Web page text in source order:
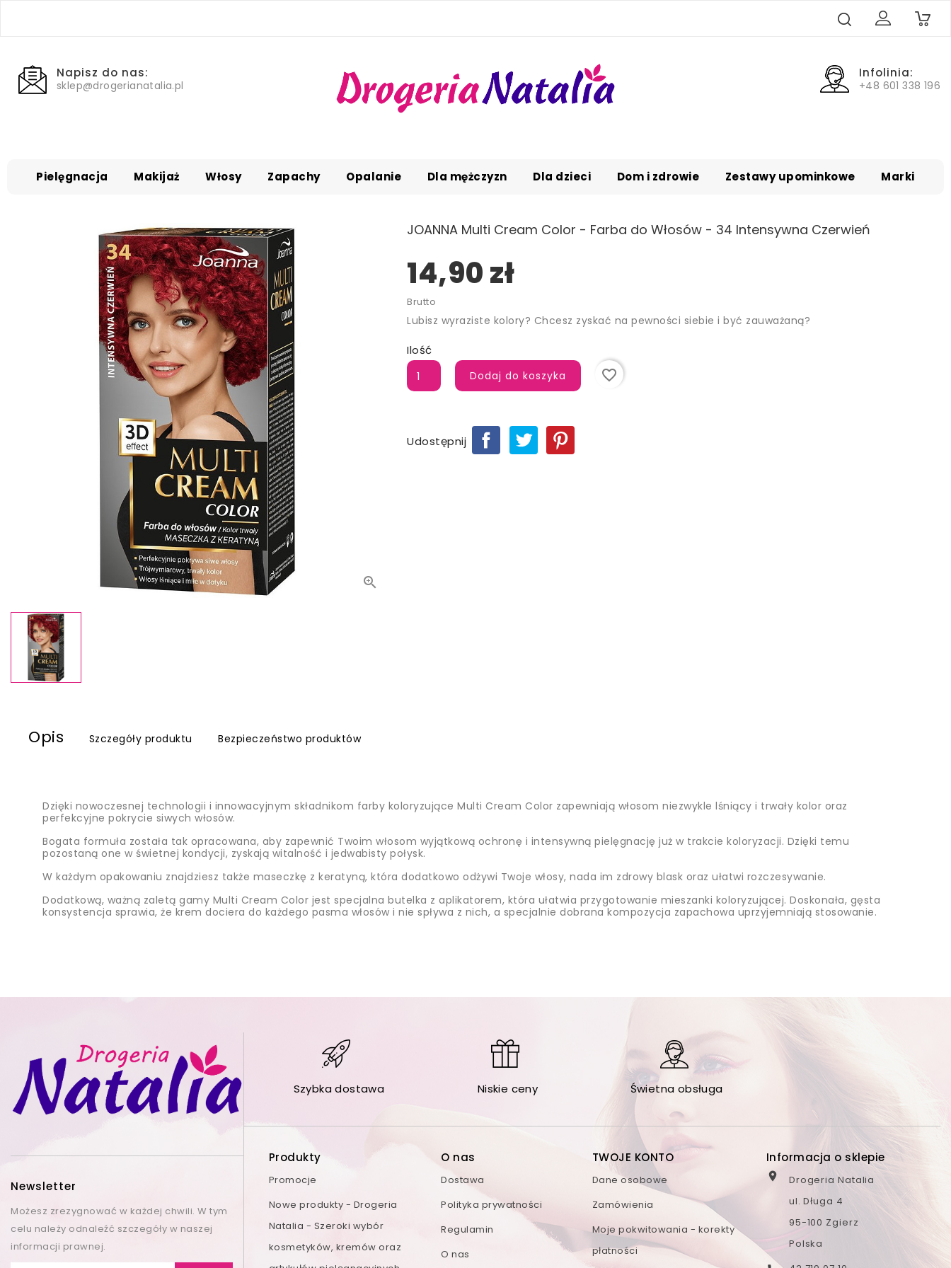
0
Infolinia:
+48 601 338 196
Napisz do nas:
sklep@drogerianatalia.pl
Pielęgnacja Makijaż Włosy Zapachy Opalanie Dla mężczyzn Dla dzieci Dom i zdrowie Zestawy upominkowe Marki

JOANNA Multi Cream Color - Farba do Włosów - 34 Intensywna Czerwień
14,90 zł
Brutto
Lubisz wyraziste kolory? Chcesz zyskać na pewności siebie i być zauważaną?
Ilość
Dodaj do koszyka favorite_border
Udostępnij
Opis Szczegóły produktu Bezpieczeństwo produktów
Dzięki nowoczesnej technologii i innowacyjnym składnikom farby koloryzujące Multi Cream Color zapewniają włosom niezwykle lśniący i trwały kolor oraz
perfekcyjne pokrycie siwych włosów.
Bogata formuła została tak opracowana, aby zapewnić Twoim włosom wyjątkową ochronę i intensywną pielęgnację już w trakcie koloryzacji. Dzięki temu
pozostaną one w świetnej kondycji, zyskają witalność i jedwabisty połysk.
W każdym opakowaniu znajdziesz także maseczkę z keratyną, która dodatkowo odżywi Twoje włosy, nada im zdrowy blask oraz ułatwi rozczesywanie.
Dodatkową, ważną zaletą gamy Multi Cream Color jest specjalna butelka z aplikatorem, która ułatwia przygotowanie mieszanki koloryzującej. Doskonała, gęsta
konsystencja sprawia, że krem dociera do każdego pasma włosów i nie spływa z nich, a specjalnie dobrana kompozycja zapachowa uprzyjemniają stosowanie.
Newsletter
Możesz zrezygnować w każdej chwili. W tym
celu należy odnaleźć szczegóły w naszej
informacji prawnej.
Szybka dostawa Niskie ceny Świetna obsługa
Produkty
Promocje
Nowe produkty - Drogeria
Natalia - Szeroki wybór
kosmetyków, kremów oraz
O nas
Dostawa
Polityka prywatności
Regulamin
O nas
TWOJE KONTO
Dane osobowe
Zamówienia
Moje pokwitowania - korekty
płatności
Informacja o sklepie

Drogeria Natalia
ul. Długa 4
95-100 Zgierz
Polska